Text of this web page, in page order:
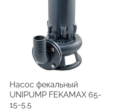
Насос фекальный
UNIPUMP FEKAMAX 65-
15-5.5